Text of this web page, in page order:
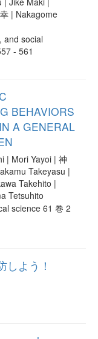
| Nakagome
and social
- 561
BEHAVIORS
A GENERAL
| Mori Yayoi | 神
Takeyasu |
Takehito |
Tetsuhito
science 61 巻 2
しよう！